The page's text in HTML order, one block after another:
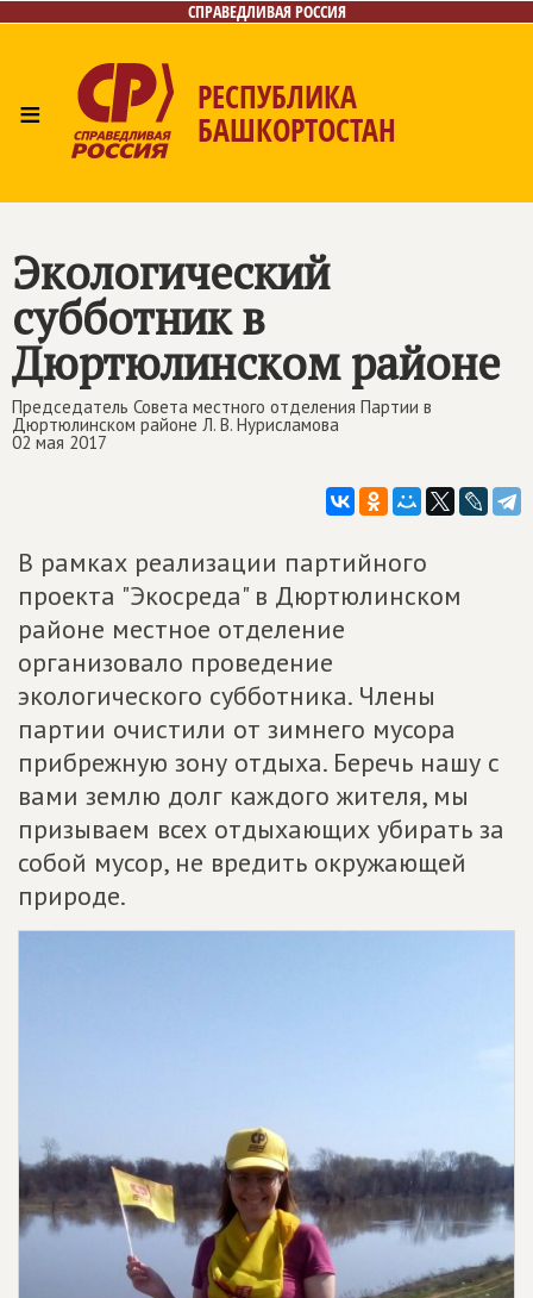
СПРАВЕДЛИВАЯ РОССИЯ
≡ РЕСПУБЛИКА
БАШКОРТОСТАН
Поиск
Экологический
субботник в
Дюртюлинском районе
Председатель Совета местного отделения Партии в
Дюртюлинском районе Л. В. Нурисламова
02 мая 2017
В рамках реализации партийного
проекта "Экосреда" в Дюртюлинском
районе местное отделение
организовало проведение
экологического субботника. Члены
партии очистили от зимнего мусора
прибрежную зону отдыха. Беречь нашу с
вами землю долг каждого жителя, мы
призываем всех отдыхающих убирать за
собой мусор, не вредить окружающей
природе.